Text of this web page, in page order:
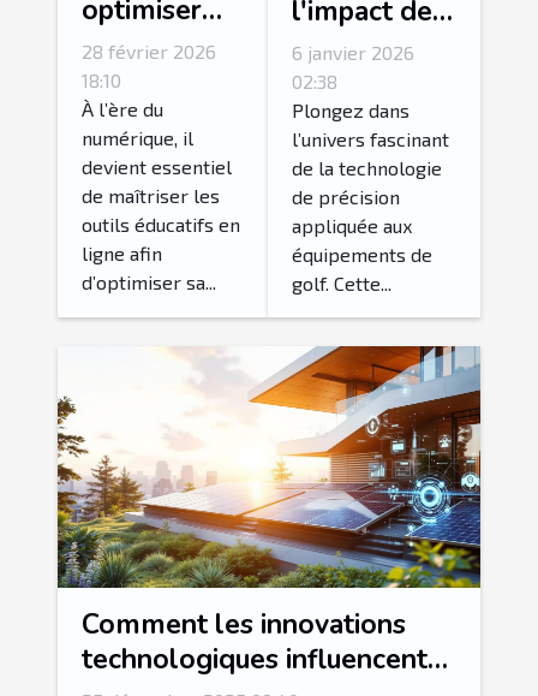
optimiser
votre
carrière avec
les outils
numériques
éducatifs ?
28 février 2026
18:10
À l’ère du
numérique, il
devient essentiel
de maîtriser les
outils éducatifs en
ligne afin
d’optimiser sa...
l'impact de
la
technologie
de précision
dans les
équipements
de golf
6 janvier 2026
02:38
Plongez dans
l’univers fascinant
de la technologie
de précision
appliquée aux
équipements de
golf. Cette...
Comment les innovations
technologiques influencent-